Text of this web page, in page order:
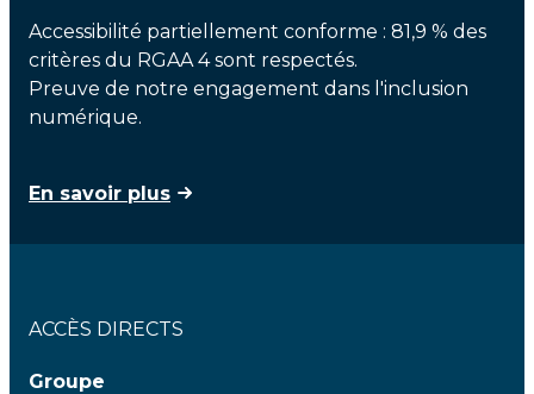
Accessibilité partiellement conforme : 81,9 % des
critères du RGAA 4 sont respectés.
Preuve de notre engagement dans l'inclusion
numérique.
En savoir plus
ACCÈS DIRECTS
Groupe